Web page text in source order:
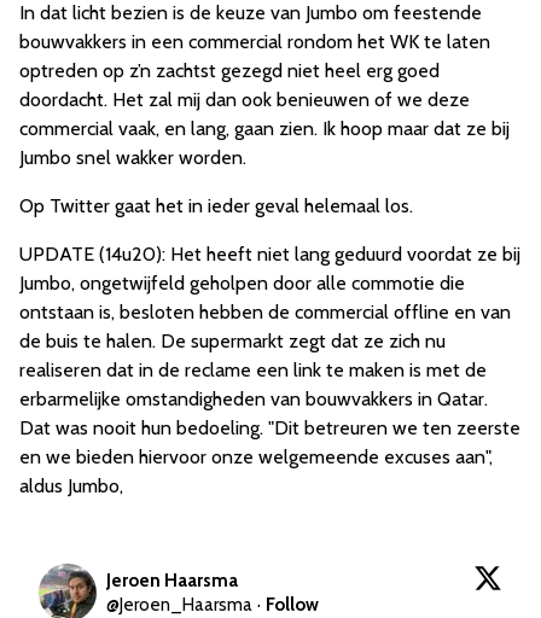
In dat licht bezien is de keuze van Jumbo om feestende
bouwvakkers in een commercial rondom het WK te laten
optreden op z’n zachtst gezegd niet heel erg goed
doordacht. Het zal mij dan ook benieuwen of we deze
commercial vaak, en lang, gaan zien. Ik hoop maar dat ze bij
Jumbo snel wakker worden.
Op Twitter gaat het in ieder geval helemaal los.
UPDATE (14u20): Het heeft niet lang geduurd voordat ze bij
Jumbo, ongetwijfeld geholpen door alle commotie die
ontstaan is, besloten hebben de commercial offline en van
de buis te halen. De supermarkt zegt dat ze zich nu
realiseren dat in de reclame een link te maken is met de
erbarmelijke omstandigheden van bouwvakkers in Qatar.
Dat was nooit hun bedoeling. "Dit betreuren we ten zeerste
en we bieden hiervoor onze welgemeende excuses aan",
aldus Jumbo,
Jeroen Haarsma
@ Jeroen_Haarsma · Follow